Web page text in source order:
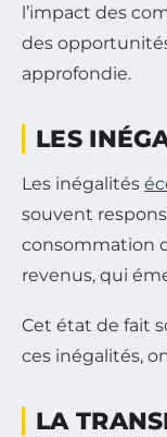
l’impact des
des
approfondie.
LES
Les inégalités
souvent
consommation
revenus, qui
Cet état de fait
ces inégalités,
LA